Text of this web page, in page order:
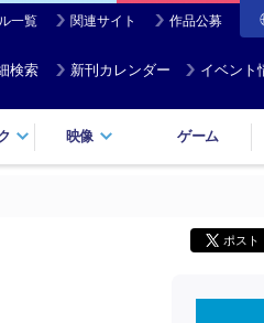
一覧 関連サイト 作品公募
検索 新刊カレンダー イベント
映像 ゲーム
ポスト